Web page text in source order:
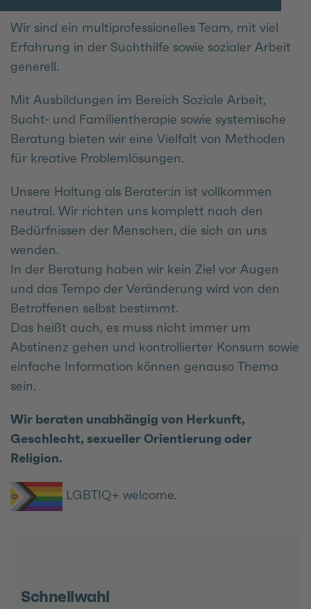
Wir sind ein multiprofessionelles Team, mit viel
Erfahrung in der Suchthilfe sowie sozialer Arbeit
generell.
Mit Ausbildungen im Bereich Soziale Arbeit,
Sucht- und Familientherapie sowie systemische
Beratung bieten wir eine Vielfalt von Methoden
für kreative Problemlösungen.
Unsere Haltung als Berater:in ist vollkommen
neutral. Wir richten uns komplett nach den
Bedürfnissen der Menschen, die sich an uns
wenden.
In der Beratung haben wir kein Ziel vor Augen
und das Tempo der Veränderung wird von den
Betroffenen selbst bestimmt.
Das heißt auch, es muss nicht immer um
Abstinenz gehen und kontrollierter Konsum sowie
einfache Information können genauso Thema
sein.
Wir beraten unabhängig von Herkunft,
Geschlecht, sexueller Orientierung oder
Religion.
LGBTIQ+ welcome.
Schnellwahl